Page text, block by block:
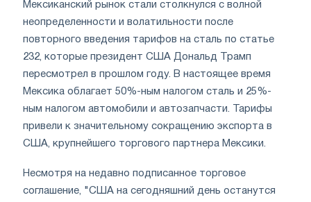
Мексиканский рынок стали столкнулся с волной
неопределенности и волатильности после
повторного введения тарифов на сталь по статье
232, которые президент США Дональд Трамп
пересмотрел в прошлом году. В настоящее время
Мексика облагает 50%-ным налогом сталь и 25%-
ным налогом автомобили и автозапчасти. Тарифы
привели к значительному сокращению экспорта в
США, крупнейшего торгового партнера Мексики.
Несмотря на недавно подписанное торговое
соглашение, "США на сегодняшний день останутся